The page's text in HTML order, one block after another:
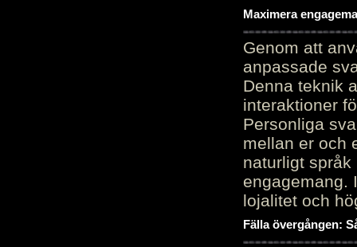
Maximera
Genom att
anpassade
Denna teknik
interaktioner
Personliga
mellan er och
naturligt
engagemang.
lojalitet och
Fälla övergången: